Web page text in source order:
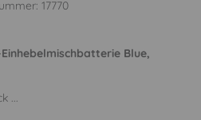
17770
Blue,
...